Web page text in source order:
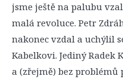
jsme ještě na palubu
malá revoluce. Petr
nakonec vzdal a uchýlil
Kabelkovi. Jediný Radek
a (zřejmě) bez problémů